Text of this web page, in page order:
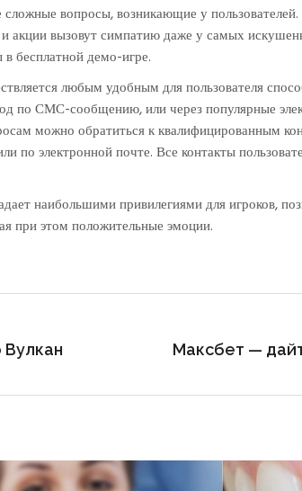
вопросы, возникающие у
акции вызовут симпатию даже у самых
бесплатной демо-игре.
любым удобным для пользователя
по СМС-сообщению, или через популярные
можно обратиться к квалифицированным
по электронной почте. Все контакты
наибольшими привилегиями для игроков,
при этом положительные эмоции.
Максбет —